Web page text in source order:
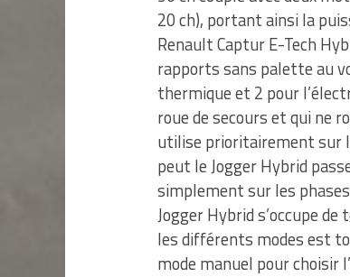
20 ch), portant ainsi la
Renault Captur E-Tech
rapports sans palette au
thermique et 2 pour
roue de secours et qui ne
utilise prioritairement sur
peut le Jogger Hybrid
simplement sur les
Jogger Hybrid s’occupe
les différents modes est
mode manuel pour choisir